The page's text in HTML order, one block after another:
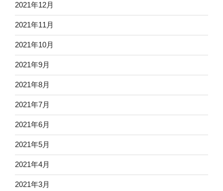
2021年12月
2021年11月
2021年10月
2021年9月
2021年8月
2021年7月
2021年6月
2021年5月
2021年4月
2021年3月